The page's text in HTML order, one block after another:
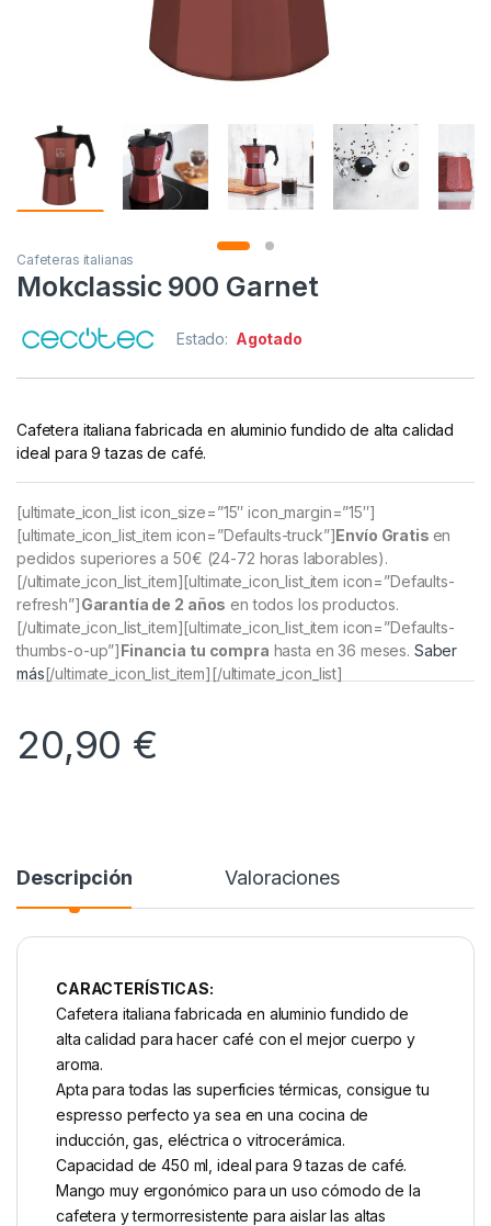
Cafeteras italianas
Mokclassic 900 Garnet
Estado: Agotado
Cafetera italiana fabricada en aluminio fundido de alta calidad
ideal para 9 tazas de café.
[ultimate_icon_list icon_size=”15″ icon_margin=”15″]
[ultimate_icon_list_item icon=”Defaults-truck”]Envío Gratis en
pedidos superiores a 50€ (24-72 horas laborables).
[/ultimate_icon_list_item][ultimate_icon_list_item icon=”Defaults-
refresh”]Garantía de 2 años en todos los productos.
[/ultimate_icon_list_item][ultimate_icon_list_item icon=”Defaults-
thumbs-o-up”]Financia tu compra hasta en 36 meses. Saber
más[/ultimate_icon_list_item][/ultimate_icon_list]
20,90 €
Descripción Valoraciones
CARACTERÍSTICAS:
Cafetera italiana fabricada en aluminio fundido de
alta calidad para hacer café con el mejor cuerpo y
aroma.
Apta para todas las superficies térmicas, consigue tu
espresso perfecto ya sea en una cocina de
inducción, gas, eléctrica o vitrocerámica.
Capacidad de 450 ml, ideal para 9 tazas de café.
Mango muy ergonómico para un uso cómodo de la
cafetera y termorresistente para aislar las altas